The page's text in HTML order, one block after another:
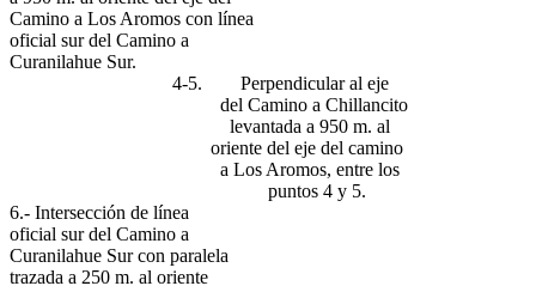
Camino a Los Aromos con línea
oficial sur del Camino a
Curanilahue Sur.
4-5. Perpendicular al eje
del Camino a Chillancito
levantada a 950 m. al
oriente del eje del camino
a Los Aromos, entre los
puntos 4 y 5.
6.- Intersección de línea
oficial sur del Camino a
Curanilahue Sur con paralela
trazada a 250 m. al oriente